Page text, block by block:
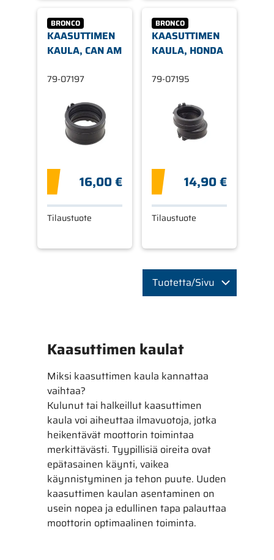
BRONCO
KAASUTTIMEN
KAULA, CAN AM
79-07197
16,00 €
Tilaustuote
BRONCO
KAASUTTIMEN
KAULA, HONDA
79-07195
14,90 €
Tilaustuote
Tuotetta/Sivu
Kaasuttimen kaulat
Miksi kaasuttimen kaula kannattaa
vaihtaa?
Kulunut tai halkeillut kaasuttimen
kaula voi aiheuttaa ilmavuotoja, jotka
heikentävät moottorin toimintaa
merkittävästi. Tyypillisiä oireita ovat
epätasainen käynti, vaikea
käynnistyminen ja tehon puute. Uuden
kaasuttimen kaulan asentaminen on
usein nopea ja edullinen tapa palauttaa
moottorin optimaalinen toiminta.